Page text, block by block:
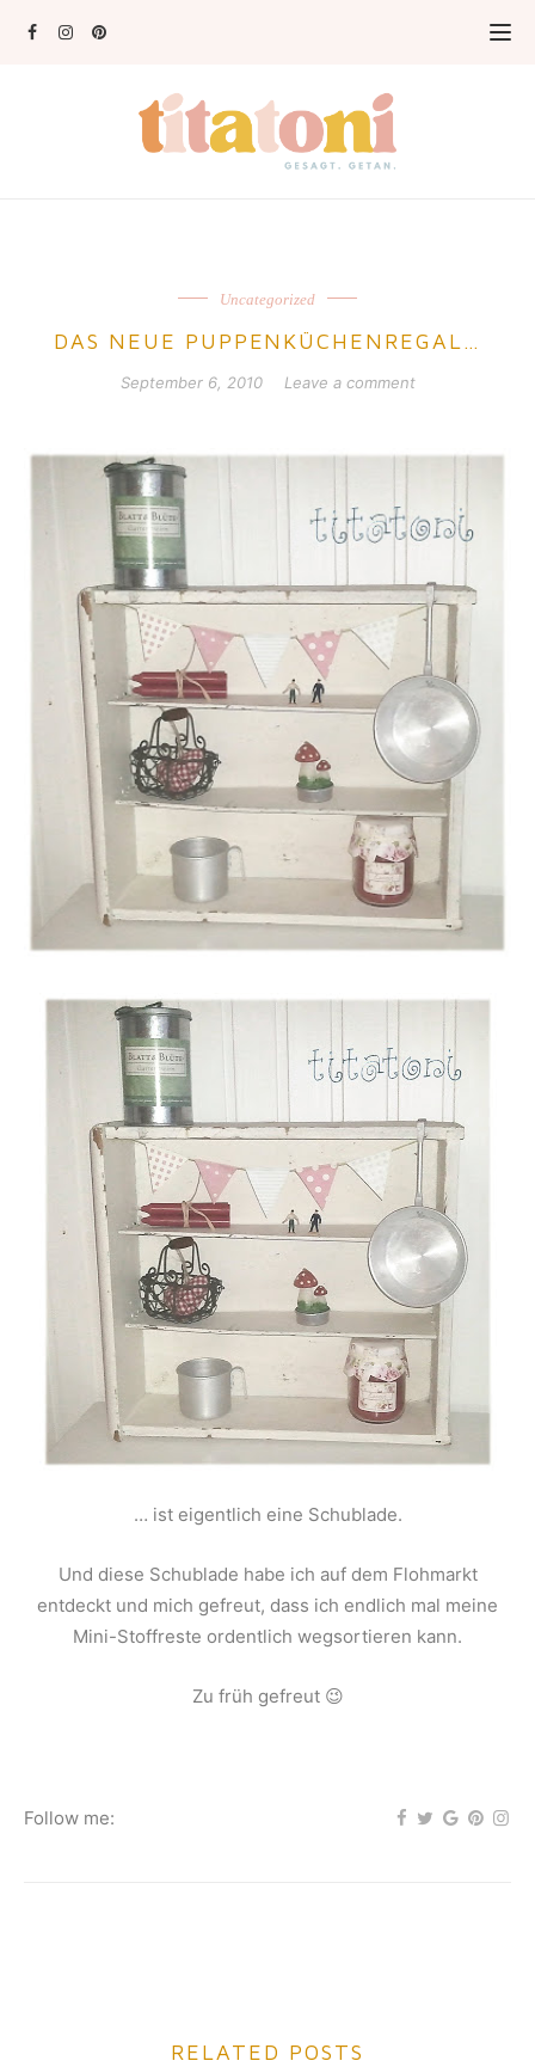
Uncategorized
DAS NEUE PUPPENKÜCHENREGAL…
September 6, 2010 Leave a comment
… ist eigentlich eine Schublade.
Und diese Schublade habe ich auf dem Flohmarkt
entdeckt und mich gefreut, dass ich endlich mal meine
Mini-Stoffreste ordentlich wegsortieren kann.
Zu früh gefreut 😉
Follow me:
RELATED POSTS